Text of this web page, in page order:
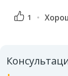
1